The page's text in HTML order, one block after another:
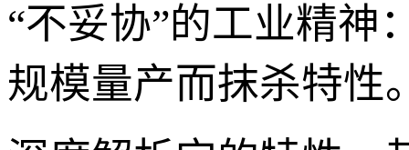
“不妥协”的工业精神
规模量产而抹杀特性